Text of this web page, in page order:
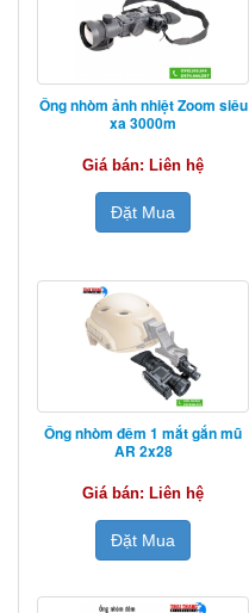
Ống nhòm ảnh nhiệt Zoom siêu
xa 3000m
Giá bán: Liên hệ
Đặt Mua
Ống nhòm đêm 1 mắt gắn mũ
AR 2x28
Giá bán: Liên hệ
Đặt Mua